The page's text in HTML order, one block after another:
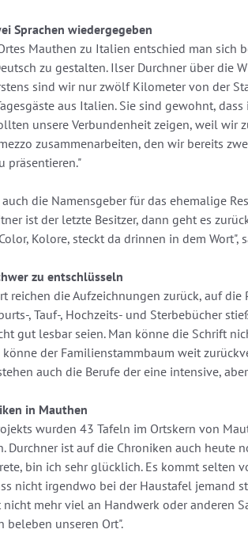
Sprachen wiedergegeben
Mauthen zu Italien entschied man sich
zu gestalten. Ilser Durchner über die
sind wir nur zwölf Kilometer von der
aus Italien. Sie sind gewohnt,
unsere Verbundenheit zeigen, weil wir
zusammenarbeiten, den wir bereits
präsentieren."
die Namensgeber für das ehemalige
ist der letzte Besitzer, dann geht es
Kolore, steckt da drinnen in dem Wort",
zu entschlüsseln
reichen die Aufzeichnungen zurück, auf die
, Tauf-, Hochzeits- und Sterbebücher
gut lesbar seien. Man könne die Schrift
der Familienstammbaum weit
auch die Berufe der eine intensive,
in Mauthen
wurden 43 Tafeln im Ortskern von
Durchner ist auf die Chroniken auch heute
bin ich sehr glücklich. Es kommt selten
nicht irgendwo bei der Haustafel jemand
mehr viel an Handwerk oder anderen
beleben unseren Ort".